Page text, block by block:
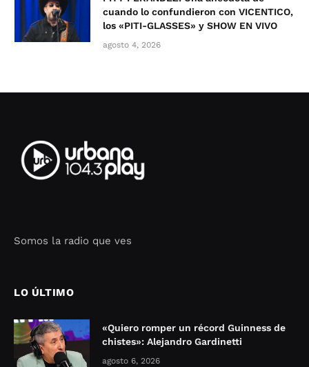
cuando lo confundieron con VICENTICO,
los «PITI-GLASSES» y SHOW EN VIVO
agosto 4, 2026
Somos la radio que ves
LO ÚLTIMO
«Quiero romper un récord Guinness de
chistes»: Alejandro Gardinetti
agosto 6, 2026